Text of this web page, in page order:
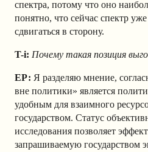
спектра, потому что оно
понятно, что сейчас спектр
сдвигаться в сторону.
T-i: Почему такая позиция
ЕР: Я разделяю мнение,
вне политики» является
удобным для взаимного
государством. Статус
исследования позволяет
запрашиваемую государством